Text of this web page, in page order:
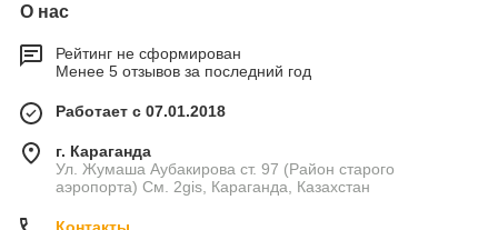
О нас
Рейтинг не сформирован
Менее 5 отзывов за последний год
Работает с 07.01.2018
г. Караганда
Ул. Жумаша Аубакирова ст. 97 (Район старого
аэропорта) См. 2gis, Караганда, Казахстан